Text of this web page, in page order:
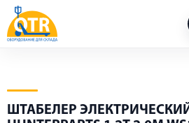
ШТАБЕЛЕР